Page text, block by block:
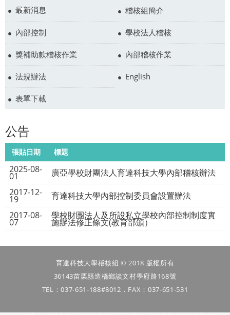
最新消息 稽核組簡介
內部控制 學校法人稽核
獎補助款稽核作業 內部稽核作業
法規辦法 English
表單下載
公告
張貼日期 標題
2025-08-
01
廣亞學校財團法人育達科技大學內部稽核辦法
2017-12-
19
育達科技大學內部控制委員會設置辦法
2017-08-
07
學校財團法人及所設私立學校內部控制制度實
施辦法修正條文(教育部頒）
育達科技大學稽核組 © 2018 版權所有
36143苗栗縣造橋鄉談文村學府路168號
TEL：037-651-188#8012．FAX：037-651-531